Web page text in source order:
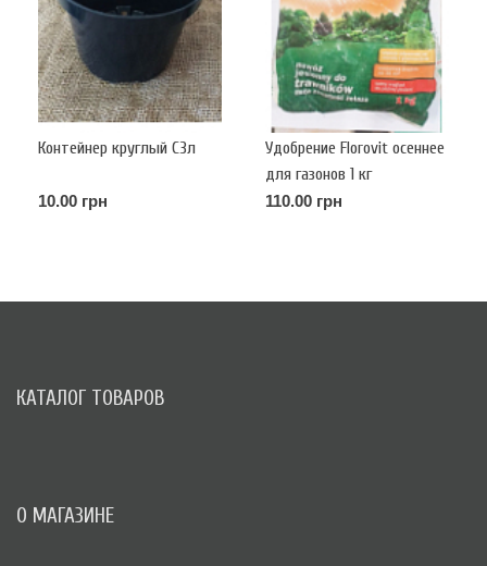
Контейнер круглый С3л
10.00 грн
Удобрение Florovit осеннее
для газонов 1 кг
110.00 грн
КАТАЛОГ ТОВАРОВ
О МАГАЗИНЕ